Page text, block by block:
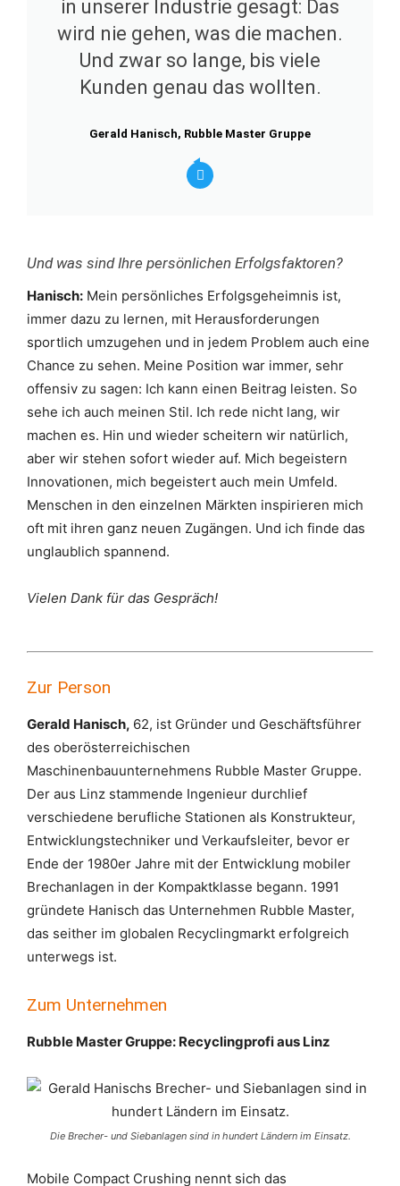
in unserer Industrie gesagt: Das
wird nie gehen, was die machen.
Und zwar so lange, bis viele
Kunden genau das wollten.
Gerald Hanisch, Rubble Master Gruppe
Und was sind Ihre persönlichen Erfolgsfaktoren?
Hanisch: Mein persönliches Erfolgsgeheimnis ist,
immer dazu zu lernen, mit Herausforderungen
sportlich umzugehen und in jedem Problem auch eine
Chance zu sehen. Meine Position war immer, sehr
offensiv zu sagen: Ich kann einen Beitrag leisten. So
sehe ich auch meinen Stil. Ich rede nicht lang, wir
machen es. Hin und wieder scheitern wir natürlich,
aber wir stehen sofort wieder auf. Mich begeistern
Innovationen, mich begeistert auch mein Umfeld.
Menschen in den einzelnen Märkten inspirieren mich
oft mit ihren ganz neuen Zugängen. Und ich finde das
unglaublich spannend.
Vielen Dank für das Gespräch!
Zur Person
Gerald Hanisch, 62, ist Gründer und Geschäftsführer
des oberösterreichischen
Maschinenbauunternehmens Rubble Master Gruppe.
Der aus Linz stammende Ingenieur durchlief
verschiedene berufliche Stationen als Konstrukteur,
Entwicklungstechniker und Verkaufsleiter, bevor er
Ende der 1980er Jahre mit der Entwicklung mobiler
Brechanlagen in der Kompaktklasse begann. 1991
gründete Hanisch das Unternehmen Rubble Master,
das seither im globalen Recyclingmarkt erfolgreich
unterwegs ist.
Zum Unternehmen
Rubble Master Gruppe: Recyclingprofi aus Linz
Die Brecher- und Siebanlagen sind in hundert Ländern im Einsatz.
Mobile Compact Crushing nennt sich das